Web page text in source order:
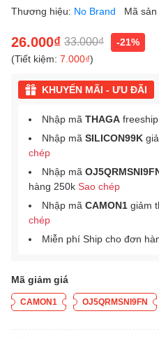
Thương hiệu: No Brand Mã
26.000₫ 33.000₫
-21%
(Tiết kiệm: 7.000₫)
KHUYẾN MÃI - ƯU ĐÃI
Nhập mã THAGA
Nhập mã SILICON99K
chép
Nhập mã
hàng 250k Sao chép
Nhập mã CAMON1 giảm
chép
Miễn phí Ship cho đơn
Mã giảm giá
CAMON1 OJ5QRMSNI9FN